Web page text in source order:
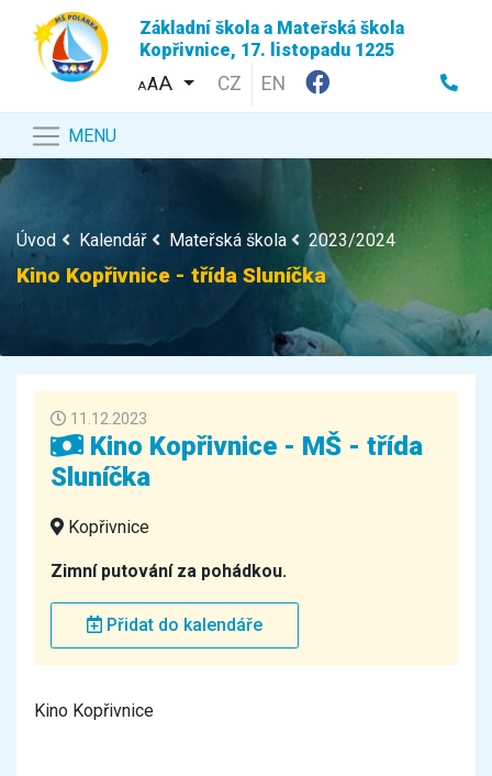
Základní škola a Mateřská škola
Kopřivnice, 17. listopadu 1225
AA CZ EN
MENU
Úvod Kalendář Mateřská škola 2023/2024
Kino Kopřivnice - třída Sluníčka
11.12.2023
Kino Kopřivnice - MŠ - třída
Sluníčka
Kopřivnice
Zimní putování za pohádkou.
Přidat do kalendáře
Kino Kopřivnice